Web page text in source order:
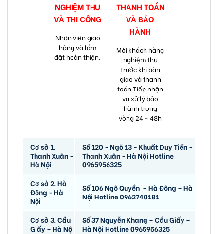
NGHIỆM THU
VÀ THI CÔNG
Nhân viên giao
hàng và lắm
đặt hoàn thiện.
THANH TOÁN
VÀ BẢO
HÀNH
Mời khách hàng
nghiệm thu
trước khi bàn
giao và thanh
toán Tiếp nhận
và xử lý bảo
hành trong
vòng 24 - 48h
Cơ sở 1.
Thanh Xuân -
Hà Nội
Số 120 - Ngõ 13 - Khuất Duy Tiến -
Thanh Xuân - Hà Nội Hotline
0965956325
Cơ sở 2. Hà
Đông - Hà
Nội
Số 106 Ngô Quyền – Hà Đông – Hà
Nội Hotline 0962740181
Cơ sở 3. Cầu
Giấy – Hà Nội
Số 37 Nguyễn Khang – Cầu Giấy –
Hà Nội Hotline 0965956325